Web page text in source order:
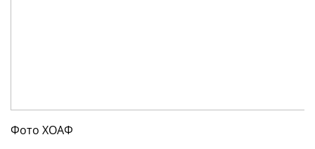
Фото ХОАФ